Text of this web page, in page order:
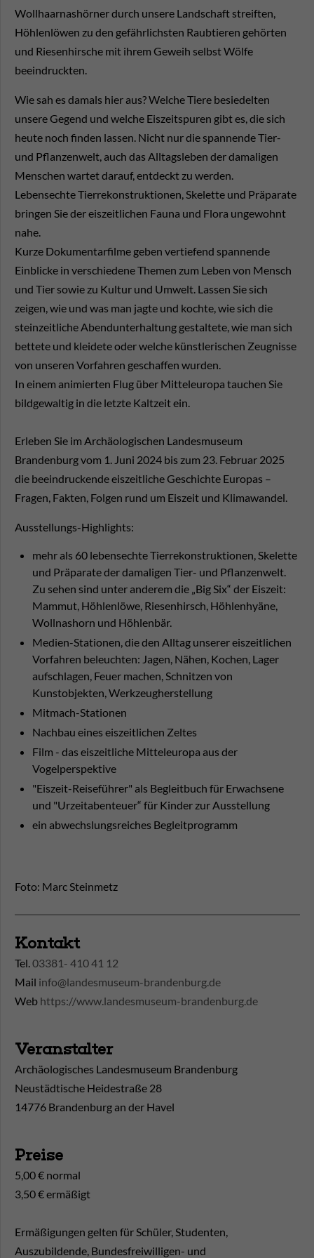
Wollhaarnashörner durch unsere Landschaft streiften,
Höhlenlöwen zu den gefährlichsten Raubtieren gehörten
und Riesenhirsche mit ihrem Geweih selbst Wölfe
beeindruckten.
Wie sah es damals hier aus? Welche Tiere besiedelten
unsere Gegend und welche Eiszeitspuren gibt es, die sich
heute noch finden lassen. Nicht nur die spannende Tier-
und Pflanzenwelt, auch das Alltagsleben der damaligen
Menschen wartet darauf, entdeckt zu werden.
Lebensechte Tierrekonstruktionen, Skelette und Präparate
bringen Sie der eiszeitlichen Fauna und Flora ungewohnt
nahe.
Kurze Dokumentarfilme geben vertiefend spannende
Einblicke in verschiedene Themen zum Leben von Mensch
und Tier sowie zu Kultur und Umwelt. Lassen Sie sich
zeigen, wie und was man jagte und kochte, wie sich die
steinzeitliche Abendunterhaltung gestaltete, wie man sich
bettete und kleidete oder welche künstlerischen Zeugnisse
von unseren Vorfahren geschaffen wurden.
In einem animierten Flug über Mitteleuropa tauchen Sie
bildgewaltig in die letzte Kaltzeit ein.
Erleben Sie im Archäologischen Landesmuseum
Brandenburg vom 1. Juni 2024 bis zum 23. Februar 2025
die beeindruckende eiszeitliche Geschichte Europas –
Fragen, Fakten, Folgen rund um Eiszeit und Klimawandel.
Ausstellungs-Highlights:
mehr als 60 lebensechte Tierrekonstruktionen, Skelette
und Präparate der damaligen Tier- und Pflanzenwelt.
Zu sehen sind unter anderem die „Big Six“ der Eiszeit:
Mammut, Höhlenlöwe, Riesenhirsch, Höhlenhyäne,
Wollnashorn und Höhlenbär.
Medien-Stationen, die den Alltag unserer eiszeitlichen
Vorfahren beleuchten: Jagen, Nähen, Kochen, Lager
aufschlagen, Feuer machen, Schnitzen von
Kunstobjekten, Werkzeugherstellung
Mitmach-Stationen
Nachbau eines eiszeitlichen Zeltes
Film - das eiszeitliche Mitteleuropa aus der
Vogelperspektive
"Eiszeit-Reiseführer" als Begleitbuch für Erwachsene
und "Urzeitabenteuer“ für Kinder zur Ausstellung
ein abwechslungsreiches Begleitprogramm
Foto: Marc Steinmetz
Kontakt
Tel. 03381- 410 41 12
Mail info@landesmuseum-brandenburg.de
Web https://www.landesmuseum-brandenburg.de
Veranstalter
Archäologisches Landesmuseum Brandenburg
Neustädtische Heidestraße 28
14776 Brandenburg an der Havel
Preise
5,00 € normal
3,50 € ermäßigt
Ermäßigungen gelten für Schüler, Studenten,
Auszubildende, Bundesfreiwilligen- und